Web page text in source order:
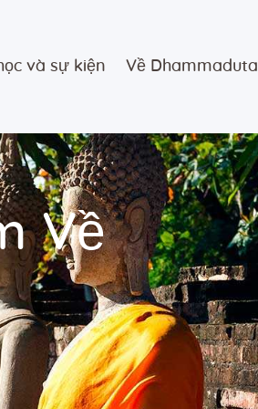
và sự kiện Về Dhammaduta
Về